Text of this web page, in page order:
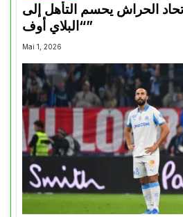
اتحاد الحراش يحسم التأهل إلى
“البلاي أوف”
Mai 1, 2026